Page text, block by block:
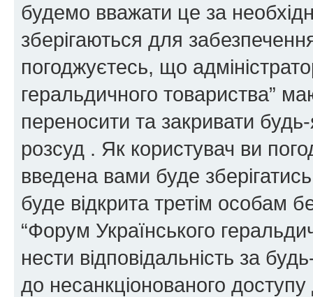
будемо вважати це за
зберігаються для
погоджуєтесь, що
геральдичного товариства”
переносити та закривати
розсуд . Як користувач ви
введена вами буде
буде відкрита третім особам
“Форум Українського
нести відповідальність за
до несанкціонованого доступу